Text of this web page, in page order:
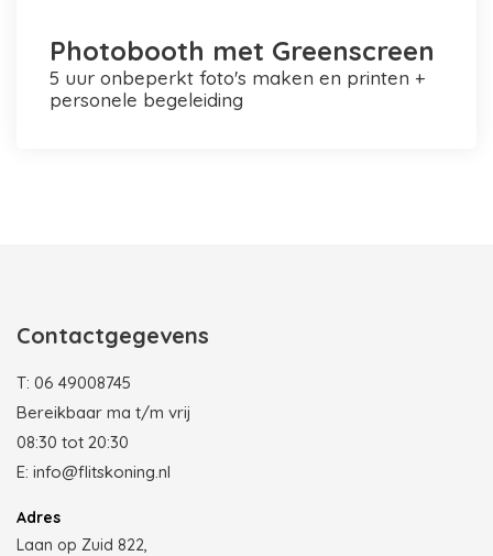
Photobooth met Greenscreen
5 uur onbeperkt foto's maken en printen +
personele begeleiding
Contactgegevens
T: 06 49008745
Bereikbaar ma t/m vrij
08:30 tot 20:30
E: info@flitskoning.nl
Adres
Laan op Zuid 822,